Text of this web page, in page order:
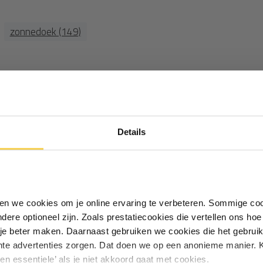
Details
we cookies om je online ervaring te verbeteren. Sommige
optioneel zijn. Zoals prestatiecookies die vertellen ons
beter maken. Daarnaast gebruiken we cookies die het
advertenties zorgen. Dat doen we op een anonieme manier.
essentiele’ als je niet akkoord gaat met cookies.
band.
van het doek en de
ruimte eventueel met een rvs
zonnedoek (149)
12334
Ontvang €5,- korting!
ontvang €5,- welkomstkorting!
Particulier Zakelijk